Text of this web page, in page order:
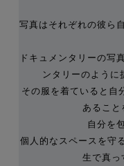
写真はそれぞれの彼ら
ドキュメンタリーの写
ンタリーのように
その服を着ていると自
あること
自分を
個人的なスペースを守
生で真っ